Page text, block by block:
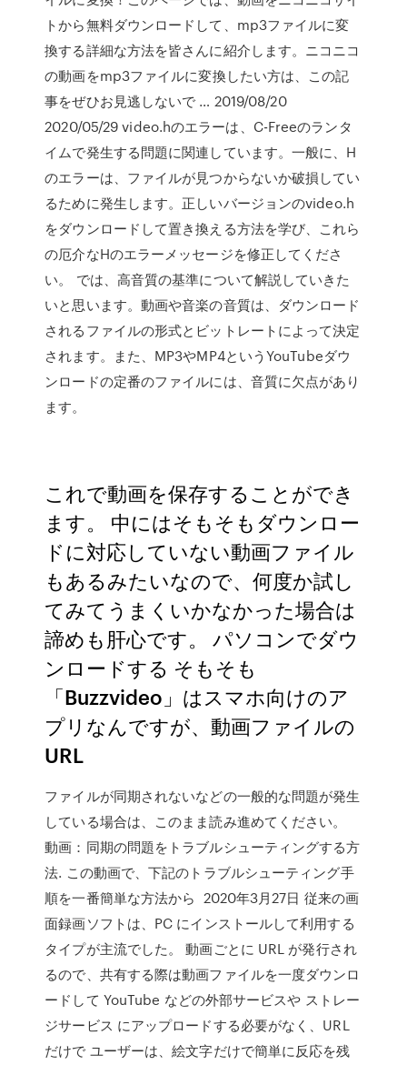
トから無料ダウンロードして、mp3ファイルに変
換する詳細な方法を皆さんに紹介します。ニコニコ
の動画をmp3ファイルに変換したい方は、この記
事をぜひお見逃しないで … 2019/08/20
2020/05/29 video.hのエラーは、C-Freeのランタ
イムで発生する問題に関連しています。一般に、H
のエラーは、ファイルが見つからないか破損してい
るために発生します。正しいバージョンのvideo.h
をダウンロードして置き換える方法を学び、これら
の厄介なHのエラーメッセージを修正してくださ
い。 では、高音質の基準について解説していきた
いと思います。動画や音楽の音質は、ダウンロード
されるファイルの形式とビットレートによって決定
されます。また、MP3やMP4というYouTubeダウ
ンロードの定番のファイルには、音質に欠点があり
ます。
これで動画を保存することができ
ます。 中にはそもそもダウンロー
ドに対応していない動画ファイル
もあるみたいなので、何度か試し
てみてうまくいかなかった場合は
諦めも肝心です。 パソコンでダウ
ンロードする そもそも
「Buzzvideo」はスマホ向けのア
プリなんですが、動画ファイルの
URL
ファイルが同期されないなどの一般的な問題が発生
している場合は、このまま読み進めてください。
動画：同期の問題をトラブルシューティングする方
法. この動画で、下記のトラブルシューティング手
順を一番簡単な方法から 2020年3月27日 従来の画
面録画ソフトは、PC にインストールして利用する
タイプが主流でした。 動画ごとに URL が発行され
るので、共有する際は動画ファイルを一度ダウンロ
ードして YouTube などの外部サービスや ストレー
ジサービス にアップロードする必要がなく、URL
だけで ユーザーは、絵文字だけで簡単に反応を残